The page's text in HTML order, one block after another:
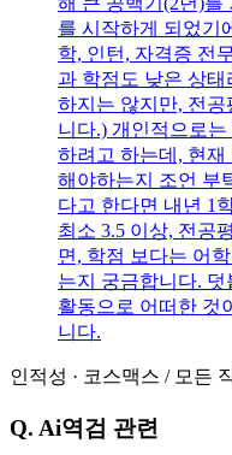
를 시작하게 되었기
학, 인턴, 자격증 전
과 학점도 낮은 상
하지는 않지만, 전
니다.) 개인적으로
하려고 하는데, 현
해야하는지 조언 부
다고 한다면 내년 1
최소 3.5 이상, 전공
면, 학점 보다는 어
는지 궁금합니다. 덧
활동으로 어떠한 것
니다.
인적성 · 코스맥스 / 모든
Q. Ai역검 관련